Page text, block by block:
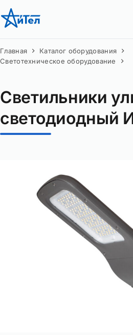
Перейти
к
Главная
Каталог оборудования
Светотехническое оборудование
Светильники
светодиодный